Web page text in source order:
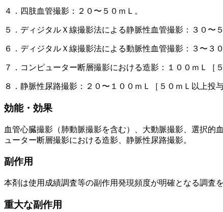
４．四肢血管撮影：２０〜５０ｍＬ。
５．ディジタルＸ線撮影法による静脈性血管撮影：３０〜５
６．ディジタルＸ線撮影法による動脈性血管撮影：３〜３
７．コンピューター断層撮影における造影：１００ｍＬ［
８．静脈性尿路撮影：２０〜１００ｍＬ［５０ｍＬ以上投
効能・効果
血管心臓撮影（肺動脈撮影を含む）、大動脈撮影、選択
ューター断層撮影における造影、静脈性尿路撮影。
副作用
本剤は使用成績調査等の副作用発現頻度が明確となる調査
重大な副作用